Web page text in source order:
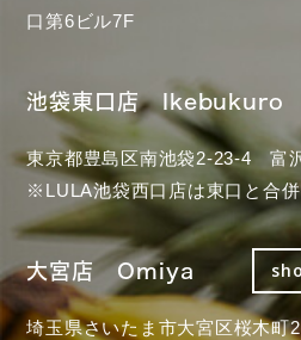
口第6ビル7F
池袋東口店 Ikebukuro
東京都豊島区南池袋2-23-4 富
※LULA池袋西口店は東口と合併
大宮店 Omiya
埼玉県さいたま市大宮区桜木